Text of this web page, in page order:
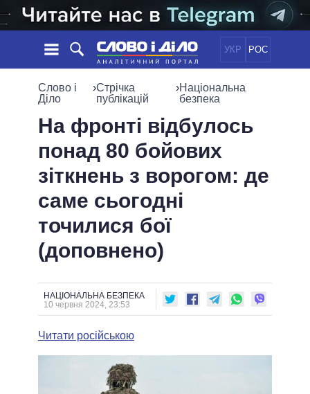
УКР РОС
НОВИНИ
СТРІЧКА
ПОДІЇ
СТАТТІ
ДУМКИ
ОГЛЯДИ
ДАЙДЖЕСТИ
ПОЛІТИКА
ЕКОНОМІКА
СУСПІЛЬСТВО
СВІТ
ОБIЦЯНКИ
ПОЛIТИКИ
УСІ ПОЛІТИКИ
ПРЕЗИДЕНТ І ОФІС
ВЕРХОВНА РАДА
ГОЛОВИ ОБЛАДМІНІСТРАЦІЙ
МЕРИ МІСТ
ВСІ ПЕРСОНИ
ІНФОГРАФІКА
ВІДЕО
ПІДТРИМАТИ
Слово і
Діло
›Стрічка
публікацій
›Національна
безпека
На фронті відбулось
понад 80 бойових
зіткнень з ворогом: де
саме сьогодні
точилися бої
(доповнено)
НАЦІОНАЛЬНА БЕЗПЕКА
10 червня 2024, 23:53
Читати російською